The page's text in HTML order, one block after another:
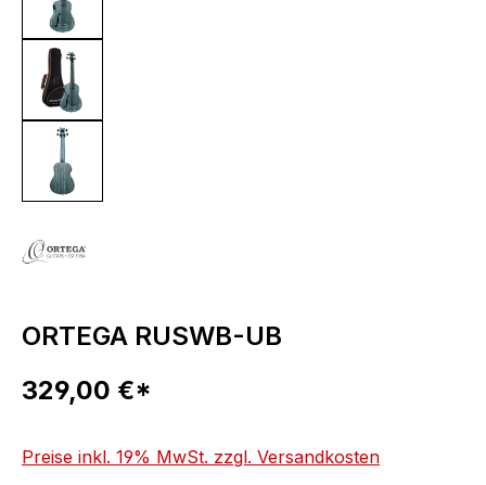
ORTEGA RUSWB-UB
Regulärer Preis:
329,00 €*
Preise inkl. 19% MwSt. zzgl. Versandkosten